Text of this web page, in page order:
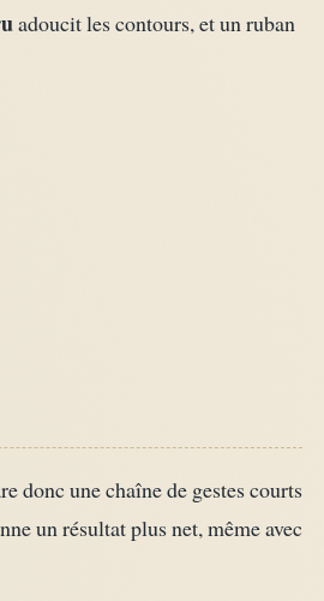
adoucit les contours, et un ruban
donc une chaîne de gestes courts
un résultat plus net, même avec